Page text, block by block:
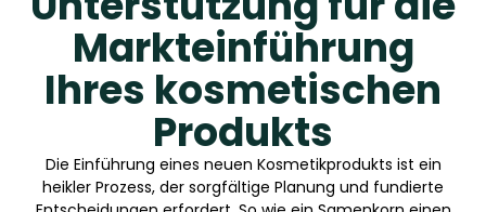
Markteinführung
Ihres kosmetischen
Produkts
Die Einführung eines neuen Kosmetikprodukts ist ein
heikler Prozess, der sorgfältige Planung und fundierte